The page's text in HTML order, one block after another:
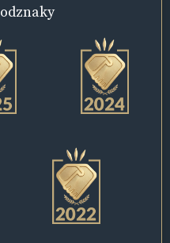
odznaky